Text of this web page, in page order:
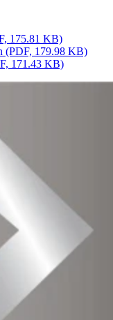
175.81 KB)
(PDF, 179.98 KB)
171.43 KB)